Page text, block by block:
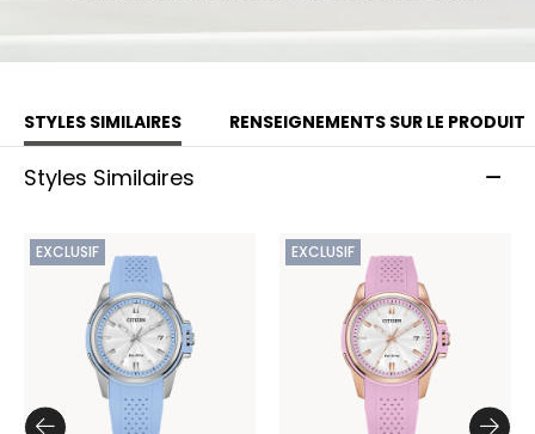
STYLES SIMILAIRES RENSEIGNEMENTS SUR LE PRODUIT
Styles Similaires
EXCLUSIF EXCLUSIF